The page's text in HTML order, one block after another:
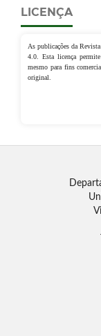
LICENÇA
As publicações da
4.0. Esta licença
mesmo para fins
original.